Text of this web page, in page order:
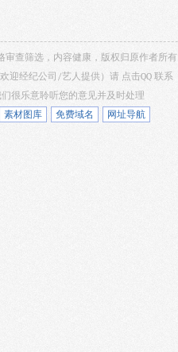
查筛选，内容健康，版权归原作者所有
迎经纪公司/艺人提供）请 点击QQ 联系
很乐意聆听您的意见并及时处理
素材图库 免费域名 网址导航